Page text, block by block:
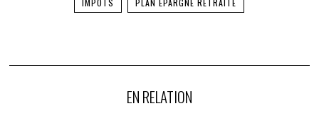
IMPÔTS PLAN EPARGNE RETRAITE
EN RELATION